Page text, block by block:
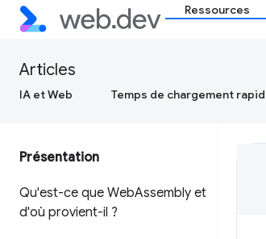
Ressources
Articles
IA et Web Temps de chargement
Présentation
Qu'est-ce que WebAssembly et
d'où provient-il ?